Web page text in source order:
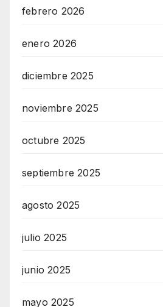
febrero 2026
enero 2026
diciembre 2025
noviembre 2025
octubre 2025
septiembre 2025
agosto 2025
julio 2025
junio 2025
mayo 2025